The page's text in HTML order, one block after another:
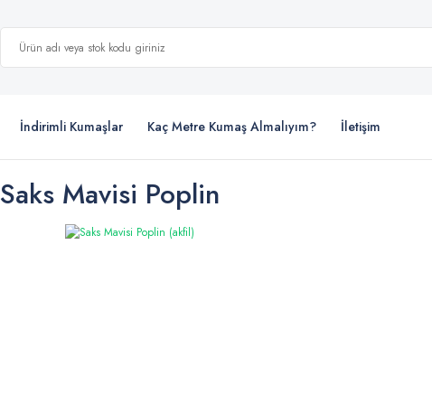
İndirimli Kumaşlar Kaç Metre Kumaş Almalıyım? İletişim
Saks Mavisi Poplin